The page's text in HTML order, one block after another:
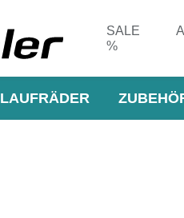
SALE
%
LAUFRÄDER